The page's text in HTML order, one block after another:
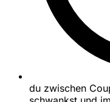
du zwischen